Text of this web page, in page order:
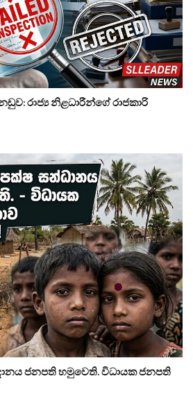
රාජ්‍ය නිළධාරීන්ගේ රාජකාරි
ජනපති හමුවෙති. විධායක ජනපති